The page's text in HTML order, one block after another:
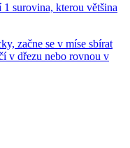
surovina, kterou většina
začne se v míse sbírat
v dřezu nebo rovnou v